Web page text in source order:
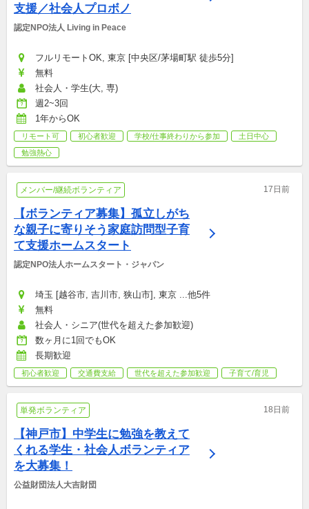
支援／社会人プロボノ
認定NPO法人 Living in Peace
フルリモートOK, 東京 [中央区/茅場町駅 徒歩5分]
無料
社会人・学生(大, 専)
週2~3回
1年からOK
リモート可 初心者歓迎 学校/仕事終わりから参加
土日中心
勉強熱心
メンバー/継続ボランティア 17日前
【ボランティア募集】孤立しがち
な親子に寄りそう家庭訪問型子育
て支援ホームスタート
認定NPO法人ホームスタート・ジャパン
埼玉 [越谷市, 吉川市, 狭山市], 東京 ...他5件
無料
社会人・シニア(世代を超えた参加歓迎)
数ヶ月に1回でもOK
長期歓迎
初心者歓迎 交通費支給 世代を超えた参加歓迎 子育て/育児
単発ボランティア 18日前
【神戸市】中学生に勉強を教えて
くれる学生・社会人ボランティア
を大募集！
公益財団法人大吉財団